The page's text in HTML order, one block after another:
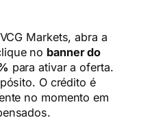
Markets, abra a
no banner do
para ativar a oferta.
O crédito é
no momento em